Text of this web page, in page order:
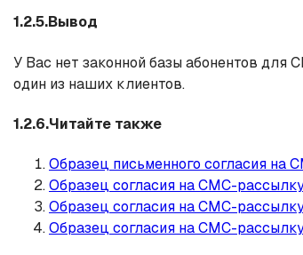
1.2.5.Вывод
У Вас нет законной базы абонентов
один из наших клиентов.
1.2.6.Читайте также
Образец письменного согласия на
Образец согласия на СМС-
Образец согласия на СМС-
Образец согласия на СМС-